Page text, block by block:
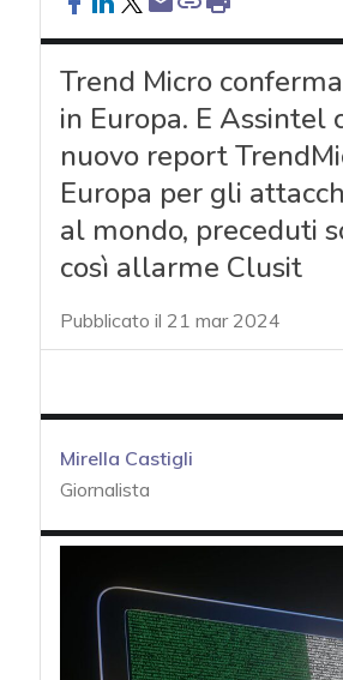
Trend Micro
in Europa. E Assintel
nuovo report
Europa per gli
al mondo, preceduti
così allarme Clusit
Pubblicato il 21 mar 2024
Mirella Castigli
Giornalista